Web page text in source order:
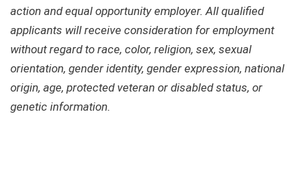
action and equal opportunity employer. All qualified
applicants will receive consideration for employment
without regard to race, color, religion, sex, sexual
orientation, gender identity, gender expression, national
origin, age, protected veteran or disabled status, or
genetic information.